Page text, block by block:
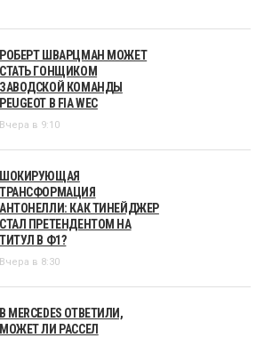
РОБЕРТ ШВАРЦМАН МОЖЕТ
СТАТЬ ГОНЩИКОМ
ЗАВОДСКОЙ КОМАНДЫ
PEUGEOT В FIA WEC
Вчера в 9:10
ШОКИРУЮЩАЯ
ТРАНСФОРМАЦИЯ
АНТОНЕЛЛИ: КАК ТИНЕЙДЖЕР
СТАЛ ПРЕТЕНДЕНТОМ НА
ТИТУЛ В Ф1?
Вчера в 8:30
В MERCEDES ОТВЕТИЛИ,
МОЖЕТ ЛИ РАССЕЛ